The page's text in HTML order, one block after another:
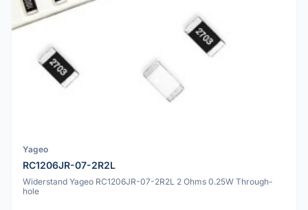
Yageo
RC1206JR-07-2R2L
Widerstand Yageo RC1206JR-07-2R2L 2 Ohms 0.25W Through-
hole